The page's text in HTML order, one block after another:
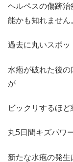
ヘルペスの傷跡治
能かも知れません
過去に丸いスポ
水疱が破れた後
が
ビックリするほ
丸5日間キズパワ
新たな水疱の発生